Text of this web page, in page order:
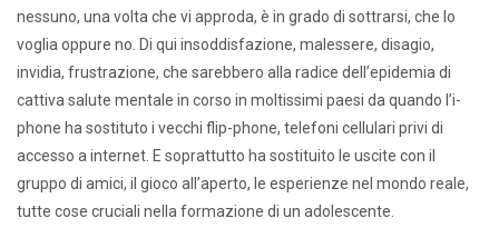
nessuno, una volta che vi approda, è in grado di sottrarsi, che lo
voglia oppure no. Di qui insoddisfazione, malessere, disagio,
invidia, frustrazione, che sarebbero alla radice dell’epidemia di
cattiva salute mentale in corso in moltissimi paesi da quando l’i-
phone ha sostituto i vecchi flip-phone, telefoni cellulari privi di
accesso a internet. E soprattutto ha sostituito le uscite con il
gruppo di amici, il gioco all’aperto, le esperienze nel mondo reale,
tutte cose cruciali nella formazione di un adolescente.